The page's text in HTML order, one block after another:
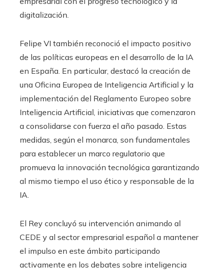
digitalización.
Felipe VI también reconoció el impacto positivo
de las políticas europeas en el desarrollo de la IA
en España. En particular, destacó la creación de
una Oficina Europea de Inteligencia Artificial y la
implementación del Reglamento Europeo sobre
Inteligencia Artificial, iniciativas que comenzaron
a consolidarse con fuerza el año pasado. Estas
medidas, según el monarca, son fundamentales
para establecer un marco regulatorio que
promueva la innovación tecnológica garantizando
al mismo tiempo el uso ético y responsable de la
IA.
El Rey concluyó su intervención animando al
CEDE y al sector empresarial español a mantener
el impulso en este ámbito participando
activamente en los debates sobre inteligencia